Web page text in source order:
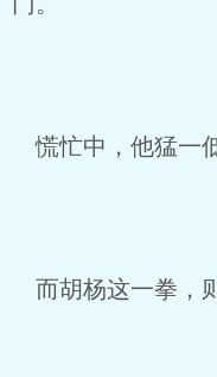
慌忙中，他猛一
而胡杨这一拳，